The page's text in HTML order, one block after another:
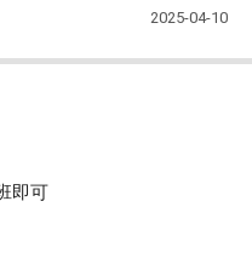
2025-04-10
即可